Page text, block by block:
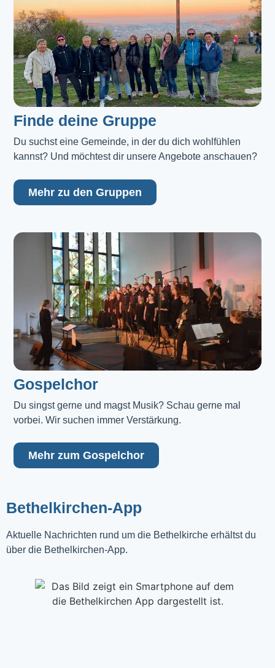
Finde deine Gruppe
Du suchst eine Gemeinde, in der du dich wohlfühlen
kannst? Und möchtest dir unsere Angebote anschauen?
Mehr zu den Gruppen
Gospelchor
Du singst gerne und magst Musik? Schau gerne mal
vorbei. Wir suchen immer Verstärkung.
Mehr zum Gospelchor
Bethelkirchen-App
Aktuelle Nachrichten rund um die Bethelkirche erhältst du
über die Bethelkirchen-App.